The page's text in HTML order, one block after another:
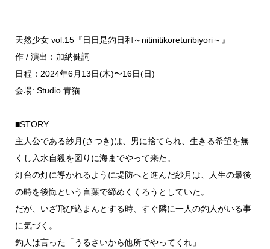
——————————
天然少女 vol.15『日日是釣日和～nitinitikoreturibiyori～』
作 / 演出：加納健詞
日程：2024年6月13日(木)〜16日(日)
会場: Studio 青猫
■STORY
主人公である紗月(さつき)は、男に捨てられ、生きる希望を無
くし入水自殺を図りに海までやって来た。
灯台の灯に導かれるように堤防へと進んだ紗月は、人生の最後
の時を後悔という言葉で締めくくろうとしていた。
だが、いざ飛び込まんとする時、すぐ隣に一人の釣人がいる事
に気づく。
釣人は言った「うるさいから他所でやってくれ」